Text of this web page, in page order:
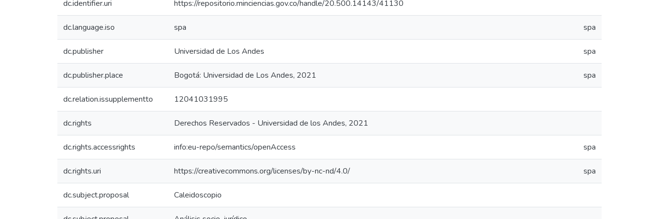
dc.identifier.uri https://repositorio.minciencias.gov.co/handle/20.500.14143/41130
dc.language.iso spa spa
dc.publisher Universidad de Los Andes spa
dc.publisher.place Bogotá: Universidad de Los Andes, 2021 spa
dc.relation.issupplementto 12041031995
dc.rights Derechos Reservados - Universidad de los Andes, 2021
dc.rights.accessrights info:eu-repo/semantics/openAccess spa
dc.rights.uri https://creativecommons.org/licenses/by-nc-nd/4.0/ spa
dc.subject.proposal Caleidoscopio